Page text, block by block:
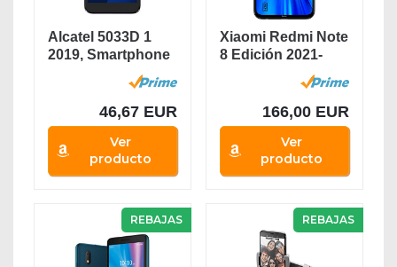
Alcatel 5033D 1
2019, Smartphone
- Pantalla 5" -...
46,67 EUR
Ver
producto
Xiaomi Redmi Note
8 Edición 2021-
Smartphone 4GB...
166,00 EUR
Ver
producto
REBAJAS REBAJAS